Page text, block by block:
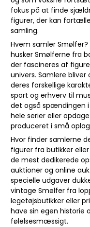
fokus på at finde
figurer, der kan
samling.
Hvem samler
husker Smølferne fra
der fascineres af
univers. Samlere
deres forskellige
sport og erhverv til
det også spændingen
hele serier eller
produceret i små
Hvor finder samlerne
figurer fra butikker
de mest dedikerede
auktioner og online
specielle udgaver
vintage Smølfer fra
legetøjsbutikker eller
have sin egen historie
følelsesmæssigt.